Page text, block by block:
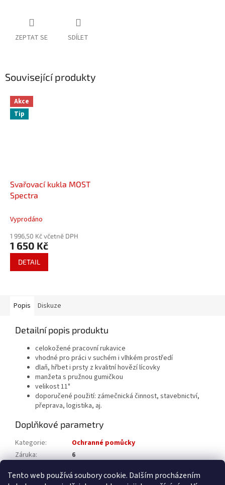
Tento web používá soubory cookie. Dalším procházením
ZEPTAT SE SDÍLET
Související produkty
Akce
Tip
Svařovací kukla MOST
Spectra
Vyprodáno
1 996,50 Kč včetně DPH
1 650 Kč
DETAIL
Popis Diskuze
Detailní popis produktu
celokožené pracovní rukavice
vhodné pro práci v suchém i vlhkém prostředí
dlaň, hřbet i prsty z kvalitní hovězí lícovky
manžeta s pružnou gumičkou
velikost 11"
doporučené použití: zámečnická činnost, stavebnictví,
přeprava, logistika, aj.
Doplňkové parametry
Kategorie:
Ochranné pomůcky
Záruka:
6